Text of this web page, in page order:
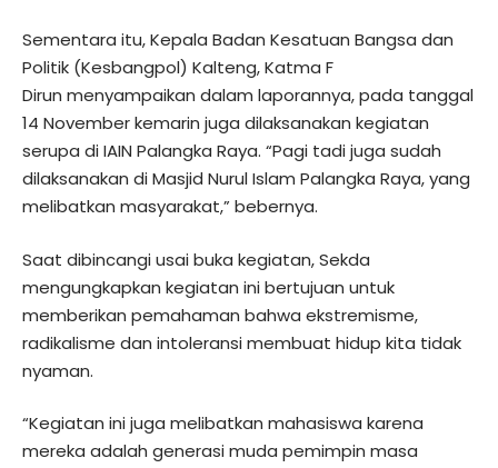
Sementara itu, Kepala Badan Kesatuan Bangsa dan
Politik (Kesbangpol) Kalteng, Katma F
Dirun menyampaikan dalam laporannya, pada tanggal
14 November kemarin juga dilaksanakan kegiatan
serupa di IAIN Palangka Raya. “Pagi tadi juga sudah
dilaksanakan di Masjid Nurul Islam Palangka Raya, yang
melibatkan masyarakat,” bebernya.
Saat dibincangi usai buka kegiatan, Sekda
mengungkapkan kegiatan ini bertujuan untuk
memberikan pemahaman bahwa ekstremisme,
radikalisme dan intoleransi membuat hidup kita tidak
nyaman.
“Kegiatan ini juga melibatkan mahasiswa karena
mereka adalah generasi muda pemimpin masa